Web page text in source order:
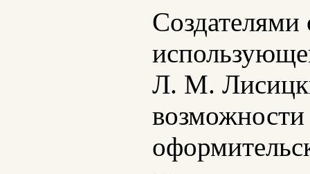
Создателями
Л. М.